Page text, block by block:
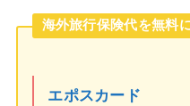
海外旅行保険代を無料
エポスカード